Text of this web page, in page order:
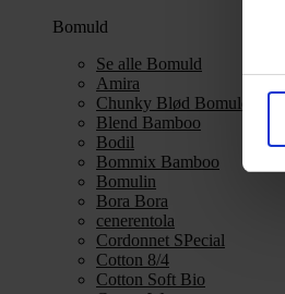
Bomuld
Se alle Bomuld
Amira
Chunky Blød Bomuld
Blend Bamboo
Bodil
Bommix Bamboo
Bomulin
Bora Bora
cenerentola
Cordonnet SPecial
Cotton 8/4
Cotton Soft Bio